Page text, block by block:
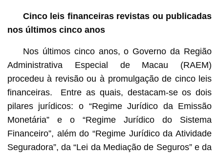
Cinco leis financeiras revistas ou publicadas
nos últimos cinco anos
Nos últimos cinco anos, o Governo da Região
Administrativa Especial de Macau (RAEM)
procedeu à revisão ou à promulgação de cinco leis
financeiras. Entre as quais, destacam-se os dois
pilares jurídicos: o “Regime Jurídico da Emissão
Monetária” e o “Regime Jurídico do Sistema
Financeiro”, além do “Regime Jurídico da Atividade
Seguradora”, da “Lei da Mediação de Seguros” e da